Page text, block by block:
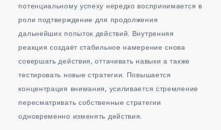
потенциальному успеху нередко воспринимается в
роли подтверждение для продолжения
дальнейших попыток действий. Внутренняя
реакция создаёт стабильное намерение снова
совершать действия, оттачивать навыки а также
тестировать новые стратегии. Повышается
концентрация внимания, усиливается стремление
пересматривать собственные стратегии
одновременно изменять действия.